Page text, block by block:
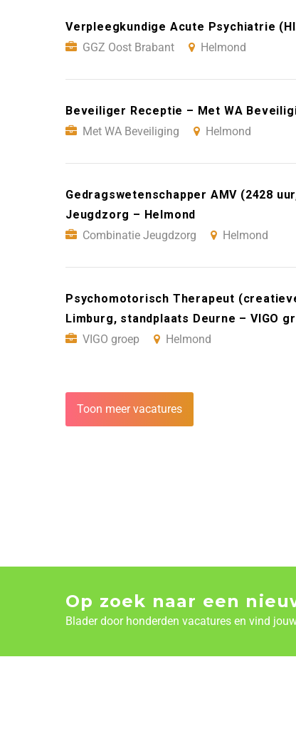
Verpleegkundige Acute Psychiatrie
GGZ Oost Brabant
Helmond
Beveiliger Receptie – Met WA
Met WA Beveiliging
Helmond
Gedragswetenschapper AMV (2428
Jeugdzorg – Helmond
Combinatie Jeugdzorg
Helmond
Psychomotorisch Therapeut
Limburg, standplaats Deurne – VIGO
VIGO groep
Helmond
Toon meer vacatures
Op zoek naar een
Blader door honderden vacatures en vind